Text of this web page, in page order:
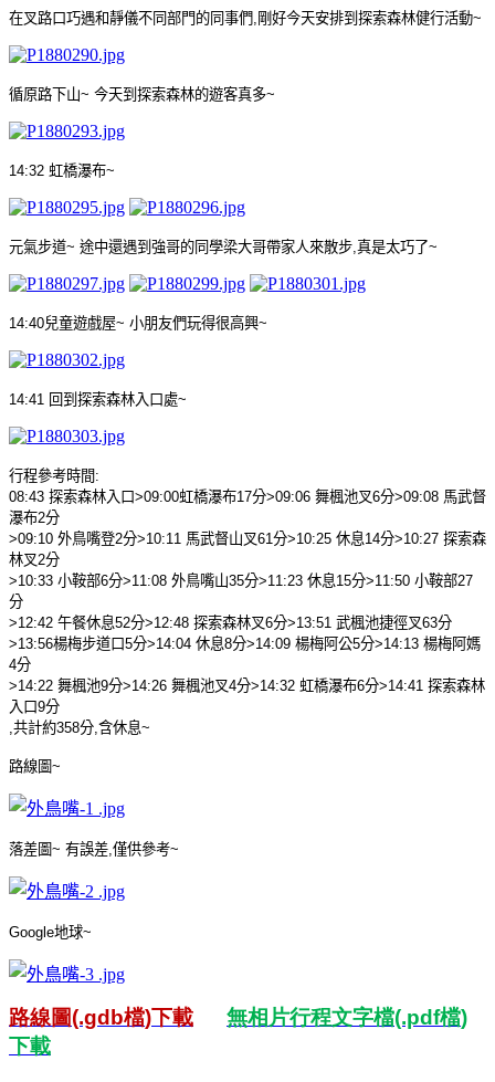
在叉路口巧遇和靜儀不同部門的同事們 剛好今天安排到探索森林健行活動~
循原路下山~ 今天到探索森林的遊客真多~
14:32 虹橋瀑布~
元氣步道~ 途中還遇到強哥的同學梁大哥帶家人來散步 真是太巧了~
14:40兒童遊戲屋~ 小朋友們玩得很高興~
14:41 回到探索森林入口處~
行程參考時間:
08:43 探索森林入口>09:00虹橋瀑布17分>09:06 舞楓池叉6分>09:08 馬武督
瀑布2分
>09:10 外鳥嘴登2分>10:11 馬武督山叉61 分>10:25 休息14分>10:27 探索森
林叉2分
>10:33 小鞍部6分>11:08 外鳥嘴山35分>11:23 休息15分>11:50 小鞍部27
分
>12:42 午餐休息52分>12:48 探索森林叉6分>13:51 武楓池捷徑叉63分
>13:56楊梅步道口5分>14:04 休息8分>14:09 楊梅阿公5分>14:13 楊梅阿媽
4分
>14:22 舞楓池9分>14:26 舞楓池叉4分>14:32 虹橋瀑布6分>14:41 探索森林
入口9分
共計約358分 含休息~
路線圖~
落差圖~ 有誤差 僅供參考~
Google地球~
路線圖(.gdb檔)下載 無相片行程文字檔(.pdf檔)
下載